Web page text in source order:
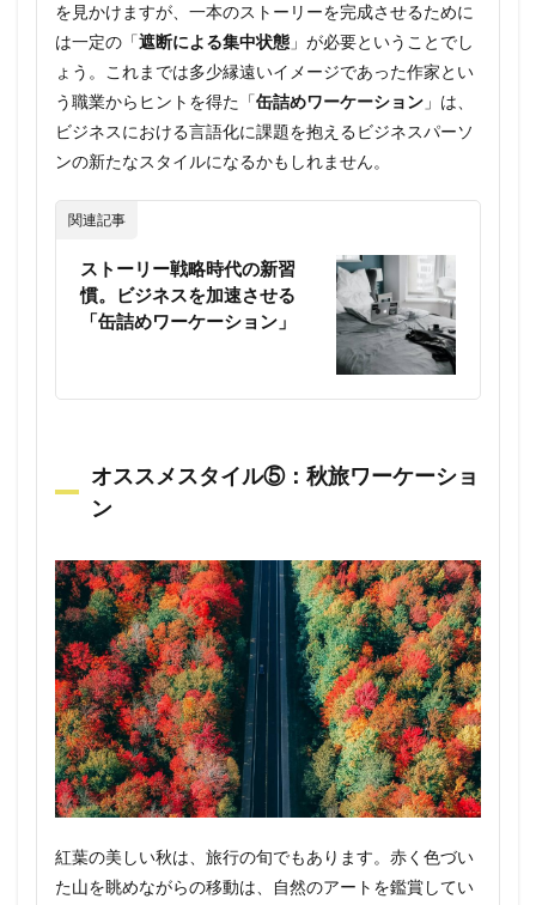
を見かけますが、一本のストーリーを完成させるために
は一定の「遮断による集中状態 」が必要ということでし
ょう。これまでは多少縁遠いイメージであった作家とい
う職業からヒントを得た「缶詰めワーケーション 」は、
ビジネスにおける言語化に課題を抱えるビジネスパーソ
ンの新たなスタイルになるかもしれません。
関連記事
ストーリー戦略時代の新習
慣。ビジネスを加速させる
「缶詰めワーケーション」
オススメスタイル⑤：秋旅ワーケーショ
ン
紅葉の美しい秋は、旅行の旬でもあります。赤く色づい
た山を眺めながらの移動は、自然のアートを鑑賞してい